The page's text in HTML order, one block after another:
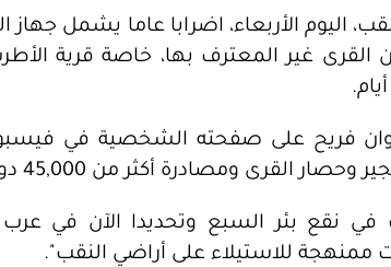
اليوم الأربعاء، اضرابا عاما يشمل جهاز
غير المعترف بها، خاصة قرية
فريح على صفحته الشخصية في
القرى ومصادرة أكثر من 45,000 دونم.
في نقع بئر السبع وتحديدا الآن في
للاستيلاء على أراضي النقب".